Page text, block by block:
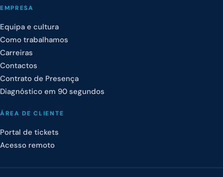
EMPRESA
Equipa e cultura
Como trabalhamos
Carreiras
Contactos
Contrato de Presença
Diagnóstico em 90 segundos
ÁREA DE CLIENTE
Portal de tickets
Acesso remoto